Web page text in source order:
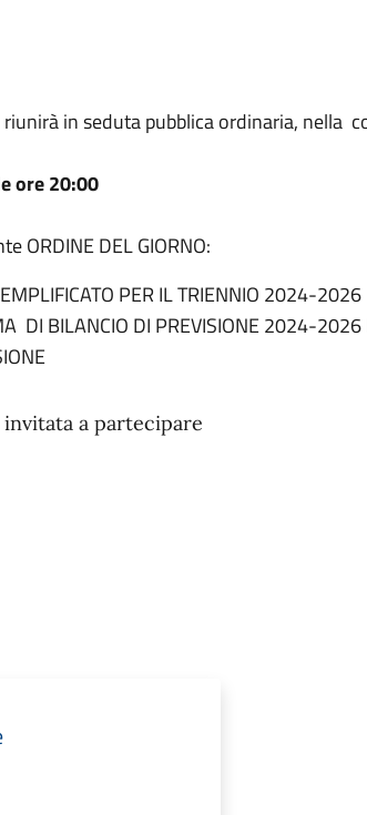
in seduta pubblica ordinaria, nella
ore 20:00
ORDINE DEL GIORNO:
PER IL TRIENNIO 2024-2026
DI BILANCIO DI PREVISIONE 2024-2026
a partecipare